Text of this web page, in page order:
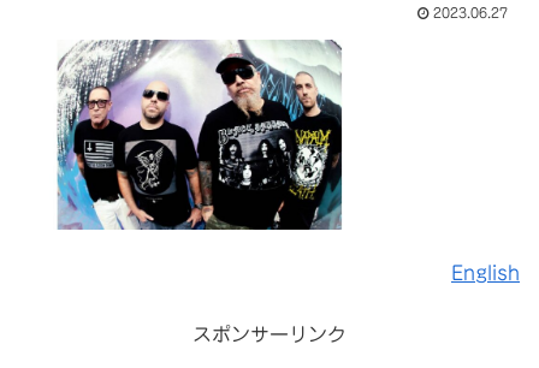
2023.06.27
English
スポンサーリンク